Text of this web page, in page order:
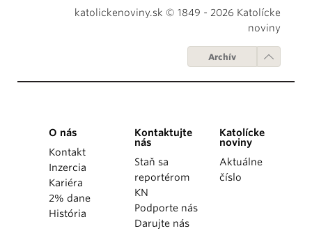
katolickenoviny.sk © 1849 - 2026 Katolícke
noviny
Archív
O nás
Kontakt
Inzercia
Kariéra
2% dane
História
Kontaktujte
nás
Staň sa
reportérom
KN
Podporte nás
Darujte nás
Katolícke
noviny
Aktuálne
číslo